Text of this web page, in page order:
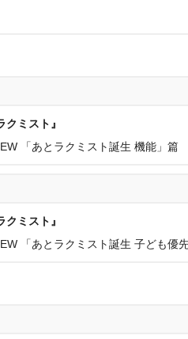
ミスト』
「あとラクミスト誕生 機能」篇
ミスト』
「あとラクミスト誕生 子ども優